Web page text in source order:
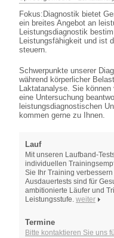
Fokus:Diagnostik bietet
ein breites Angebot an
Leistungsdiagnostik
Leistungsfähigkeit und ist
steuern.
Schwerpunkte unserer
während körperlicher
Laktatanalyse. Sie
eine Untersuchung
leistungsdiagnostischen
kommen gerne zu Ihnen.
Lauf
Mit unseren Laufband-
individuellen
Sie Ihr Training
Ausdauertests sind für
ambitionierte Läufer und
Leistungsstufe. weiter
Termine
Bitte kontaktieren Sie uns